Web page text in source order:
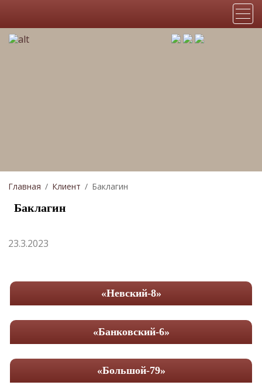
«Невский-8»
«Банковский-6»
«Большой-79»
Главная Клиент Баклагин
Баклагин
23.3.2023